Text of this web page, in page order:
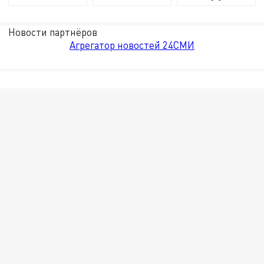
Новости партнёров
Агрегатор новостей 24СМИ